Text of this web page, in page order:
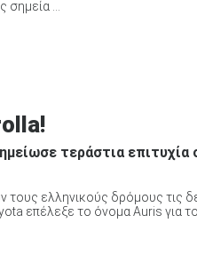
σημεία ...
τεράστια επιτυχία
τους ελληνικούς δρόμους τις
επέλεξε το όνομα Auris για